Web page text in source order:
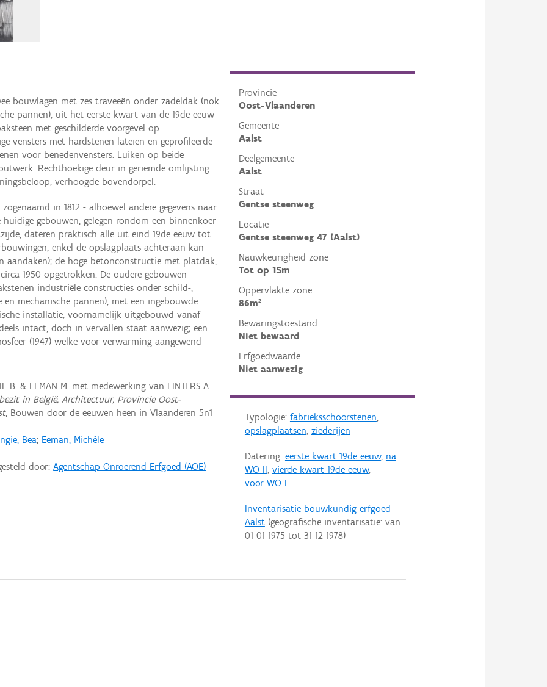
Provincie
Oost-Vlaanderen
Gemeente
Aalst
Deelgemeente
Aalst
Straat
Gentse steenweg
Locatie
Gentse steenweg 47 (Aalst)
Nauwkeurigheid zone
Tot op 15m
Oppervlakte zone
86m²
Bewaringstoestand
Niet bewaard
Erfgoedwaarde
Niet aanwezig
Typologie: fabrieksschoorstenen,
opslagplaatsen, ziederijen
Datering: eerste kwart 19de eeuw, na
WO II, vierde kwart 19de eeuw,
voor WO I
Inventarisatie bouwkundig erfgoed
Aalst(geografische inventarisatie: van
01-01-1975 tot 31-12-1978)
bouwlagen met zes traveeën onder zadeldak (nok
pannen), uit het eerste kwart van de 19de eeuw
met geschilderde voorgevel op
vensters met hardstenen lateien en geprofileerde
voor benedenvensters. Luiken op beide
Rechthoekige deur in geriemde omlijsting
verhoogde bovendorpel.
in 1812 - alhoewel andere gegevens naar
gebouwen, gelegen rondom een binnenkoer
dateren praktisch alle uit eind 19de eeuw tot
enkel de opslagplaats achteraan kan
aandaken); de hoge betonconstructie met platdak,
1950 opgetrokken. De oudere gebouwen
industriële constructies onder schild-,
en mechanische pannen), met een ingebouwde
installatie, voornamelijk uitgebouwd vanaf
intact, doch in vervallen staat aanwezig; een
(1947) welke voor verwarming aangewend
B. & EEMAN M. met medewerking van LINTERS A.
in België, Architectuur, Provincie Oost-
, Bouwen door de eeuwen heen in Vlaanderen 5n1
Bea; Eeman, Michèle
door:Agentschap Onroerend Erfgoed (AOE)